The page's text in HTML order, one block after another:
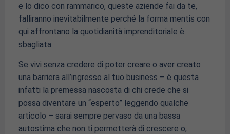
e lo dico con rammarico, queste aziende fai da te,
falliranno inevitabilmente perché la forma mentis con
qui affrontano la quotidianità imprenditoriale è
sbagliata.
Se vivi senza credere di poter creare o aver creato
una barriera all’ingresso al tuo business – è questa
infatti la premessa nascosta di chi crede che si
possa diventare un “esperto” leggendo qualche
articolo – sarai sempre pervaso da una bassa
autostima che non ti permetterà di crescere o,